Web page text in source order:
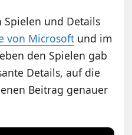
Spielen und Details
von Microsoft und im
den Spielen gab
Details, auf die
Beitrag genauer